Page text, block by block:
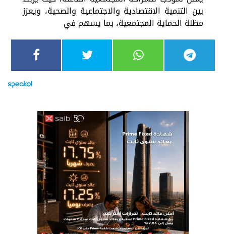
بين التنمية الاقتصادية والاجتماعية والصحية، ويعزز
مظلة الحماية المجتمعية، بما يسهم في